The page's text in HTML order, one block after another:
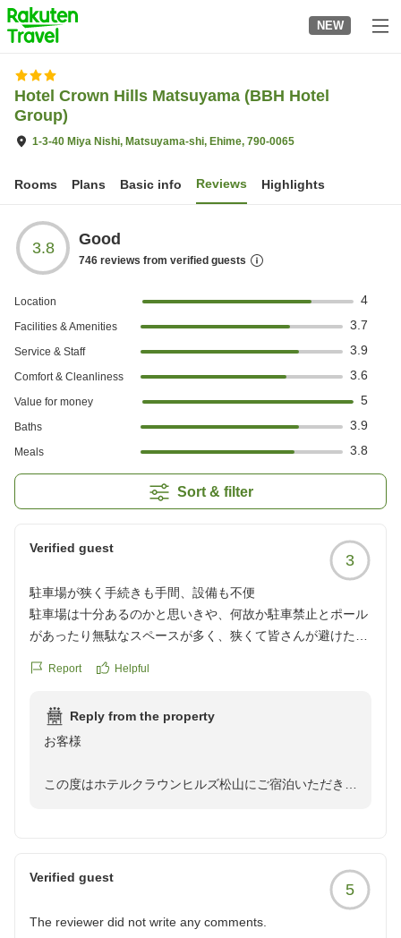
to
top
page
NEW
Hotel Crown Hills Matsuyama (BBH Hotel
Group)
1-3-40 Miya Nishi, Matsuyama-shi, Ehime, 790-0065
Rooms Plans Basic info Reviews Highlights
3.8 Good
746 reviews from verified guests
Location 4
Facilities & Amenities 3.7
Service & Staff 3.9
Comfort & Cleanliness 3.6
Value for money 5
Baths 3.9
Meals 3.8
Sort & filter
Verified guest
3
駐車場が狭く手続きも手間、設備も不便
駐車場は十分あるのかと思いきや、何故か駐車禁止とポール
があったり無駄なスペースが多く、狭くて皆さんが避けたと
した。
らうようです。
すごく手間だし、前面道路に路駐して受け取りに行くと思う
部屋は普通のビジネス、マットレスは柔らかすぎて不安、冷
る。
寝間着が薄い前ボタンタイプだったので、大浴場は使用しま
せんでした。
Report Helpful
Reply from the property
お客様
この度はホテルクラウンヒルズ松山にご宿泊いただき、
す。
また、客室の設備、シャワー、寝間着などについても多
くのご不便をおかけし、重ねてお詫び申し上げます。い
Verified guest
5
The reviewer did not write any comments.